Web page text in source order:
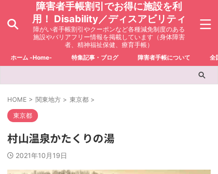
障害者手帳割引でお得に施設を利
用！ Disability／ディスアビリティ
障がい者手帳割引やクーポンなど各種減免制度のある
施設やバリアフリー情報を掲載しています（身体障害
者、精神福祉保健、療育手帳）
ホーム -Home- 特集記事・ブログ 障害者手帳について 全
HOME > 関東地方 > 東京都 >
東京都
村山温泉かたくりの湯
2021年10月19日